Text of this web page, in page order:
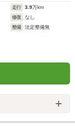
走行 3.9万km
修復
なし
整備
法定整備無